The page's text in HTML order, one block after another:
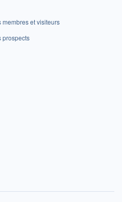
et visiteurs
prospects